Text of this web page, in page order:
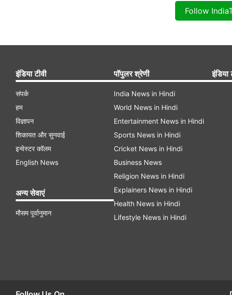
Follow
इंडिया टीवी
संपर्क
हम
विज्ञापन
शिकायत और सुनवाई
इन्वेस्टर कॉलम
English News
अन्य सेवाएं
मौसम पूर्वानुमान
पॉपुलर श्रेणी
India News in Hindi
World News in Hindi
Entertainment News in Hindi
Sports News in Hindi
Cricket News in Hindi
Business News
Religion News in Hindi
Explainers News in Hindi
Health News in Hindi
Lifestyle News in Hindi
इंडिया